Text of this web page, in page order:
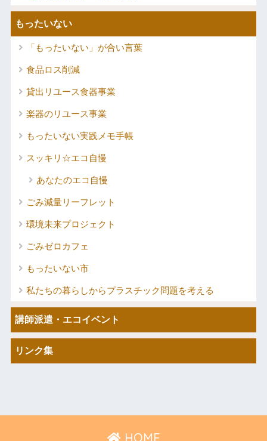
もったいない
「もったいない」が合い言葉
食品ロス削減
貸出リユース食器事業
楽器のリユース事業
もったいない実践メモ手帳
スッキリ☆エコ自慢
あなたのエコ自慢
ごみ減量リーフレット
環境未来プロジェクト
ごみゼロカフェ
もったいない市
私たちの暮らしからプラスチック問題を考える
講師派遣・エコイベント
リンク集
HOME